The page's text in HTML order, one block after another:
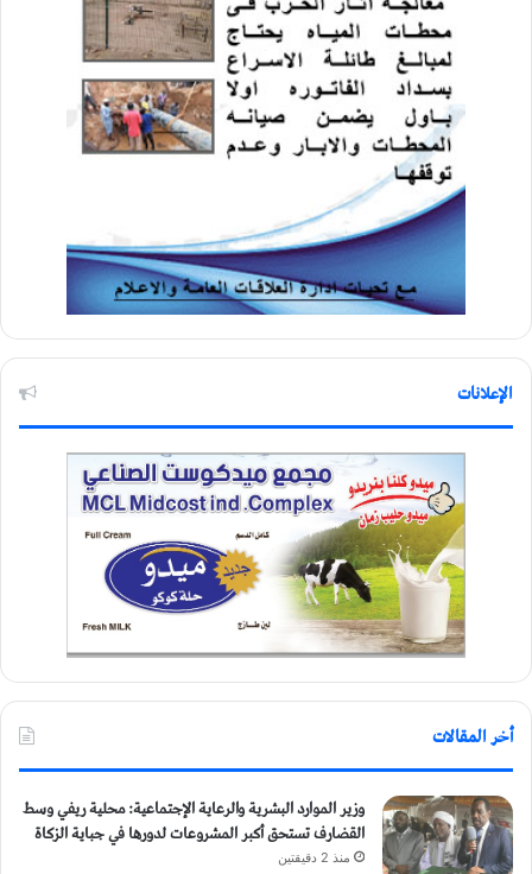
الإعلانات
أخر المقالات
وزير الموارد البشرية والرعاية الإجتماعية: محلية ريفي وسط
القضارف تستحق أكبر المشروعات لدورها في جباية الزكاة
منذ 2 دقيقتين